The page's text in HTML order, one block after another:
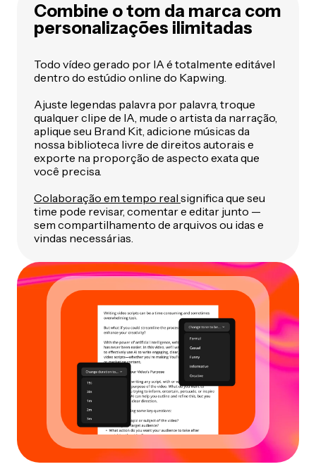
Combine o tom da marca com
personalizações ilimitadas
Todo vídeo gerado por IA é totalmente editável
dentro do estúdio online do Kapwing.
Ajuste legendas palavra por palavra, troque
qualquer clipe de IA, mude o artista da narração,
aplique seu Brand Kit, adicione músicas da
nossa biblioteca livre de direitos autorais e
exporte na proporção de aspecto exata que
você precisa.
Colaboração em tempo real significa que seu
time pode revisar, comentar e editar junto —
sem compartilhamento de arquivos ou idas e
vindas necessárias.